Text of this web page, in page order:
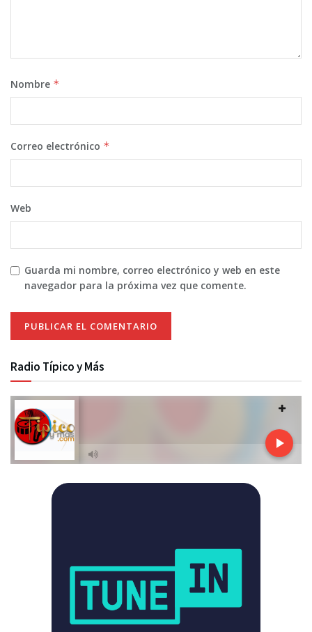
Nombre *
Correo electrónico *
Web
Guarda mi nombre, correo electrónico y web en este
navegador para la próxima vez que comente.
Radio Típico y Más